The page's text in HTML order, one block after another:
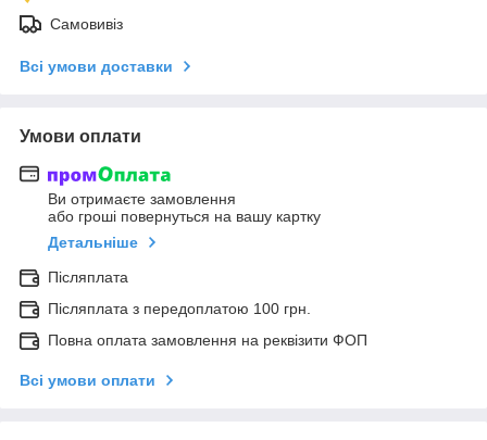
Самовивіз
Всі умови доставки
Умови оплати
Ви отримаєте замовлення
або гроші повернуться на вашу картку
Детальніше
Післяплата
Післяплата з передоплатою 100 грн.
Повна оплата замовлення на реквізити ФОП
Всі умови оплати